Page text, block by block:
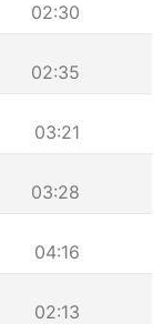
02:30
02:35
03:21
03:28
04:16
02:13